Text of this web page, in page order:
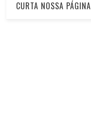
CURTA NOSSA PÁGINA